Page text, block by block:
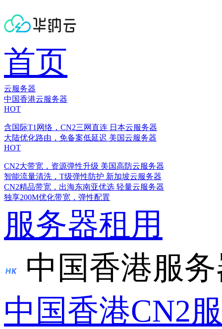
首页
云服务器
中国香港云服务器
HOT
含国际T1网络，CN2三网直连 日本云服务器
大陆优化路由，免备案低延迟 美国云服务器
HOT
CN2大带宽，资源弹性升级 美国高防云服务器
智能流量清洗，T级弹性防护 新加坡云服务器
CN2精品带宽，出海东南亚优选 轻量云服务器
独享200M优化带宽，弹性配置
服务器租用
中国香港服
中国香港CN2